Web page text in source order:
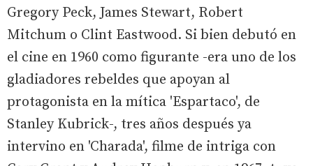
Gregory Peck, James Stewart, Robert
Mitchum o Clint Eastwood. Si bien debutó en
el cine en 1960 como figurante -era uno de los
gladiadores rebeldes que apoyan al
protagonista en la mítica 'Espartaco', de
Stanley Kubrick-, tres años después ya
intervino en 'Charada', filme de intriga con